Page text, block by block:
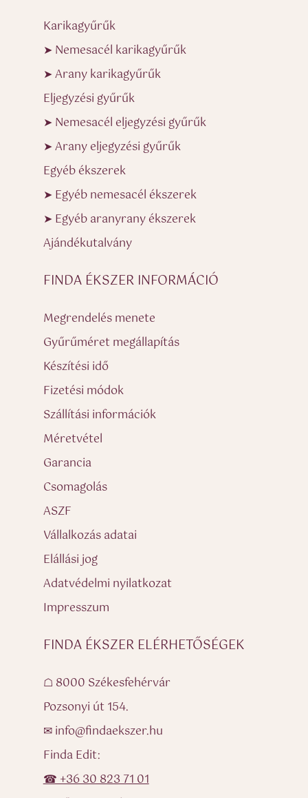
Karikagyűrűk
➤ Nemesacél karikagyűrűk
➤ Arany karikagyűrűk
Eljegyzési gyűrűk
➤ Nemesacél eljegyzési gyűrűk
➤ Arany eljegyzési gyűrűk
Egyéb ékszerek
➤ Egyéb nemesacél ékszerek
➤ Egyéb aranyrany ékszerek
Ajándékutalvány
FINDA ÉKSZER INFORMÁCIÓ
Megrendelés menete
Gyűrűméret megállapítás
Készítési idő
Fizetési módok
Szállítási információk
Méretvétel
Garancia
Csomagolás
ASZF
Vállalkozás adatai
Elállási jog
Adatvédelmi nyilatkozat
Impresszum
FINDA ÉKSZER ELÉRHETŐSÉGEK
☖ 8000 Székesfehérvár
Pozsonyi út 154.
✉ info@findaekszer.hu
Finda Edit:
☎ +36 30 823 71 01